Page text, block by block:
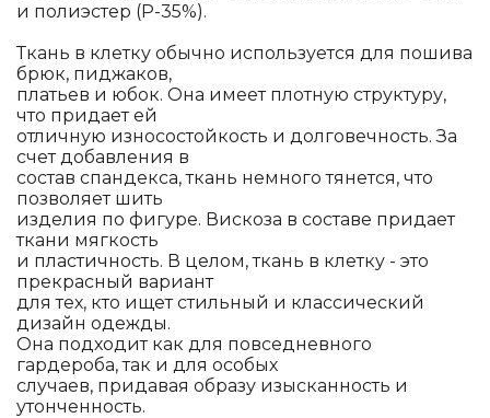
и полиэстер (P-35%).
Ткань в клетку обычно используется для пошива
брюк, пиджаков,
платьев и юбок. Она имеет плотную структуру,
что придает ей
отличную износостойкость и долговечность. За
счет добавления в
состав спандекса, ткань немного тянется, что
позволяет шить
изделия по фигуре. Вискоза в составе придает
ткани мягкость
и пластичность. В целом, ткань в клетку - это
прекрасный вариант
для тех, кто ищет стильный и классический
дизайн одежды.
Она подходит как для повседневного
гардероба, так и для особых
случаев, придавая образу изысканность и
утонченность.